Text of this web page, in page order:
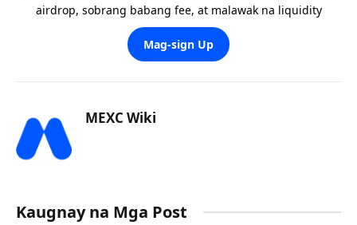
airdrop, sobrang babang fee, at malawak na liquidity
Mag-sign Up
MEXC Wiki
Kaugnay na Mga Post